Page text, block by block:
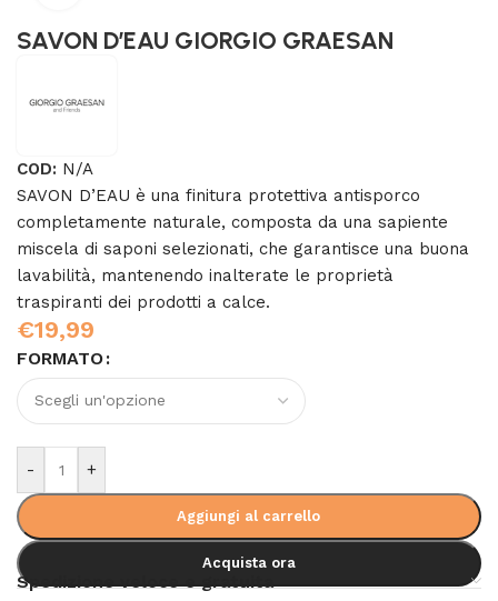
SAVON D’EAU GIORGIO GRAESAN
COD: N/A
SAVON D’EAU è una finitura protettiva antisporco
completamente naturale, composta da una sapiente
miscela di saponi selezionati, che garantisce una buona
lavabilità, mantenendo inalterate le proprietà
traspiranti dei prodotti a calce.
€19,99
FORMATO
- +
Aggiungi al carrello
Acquista ora
Spedizione veloce e gratuita